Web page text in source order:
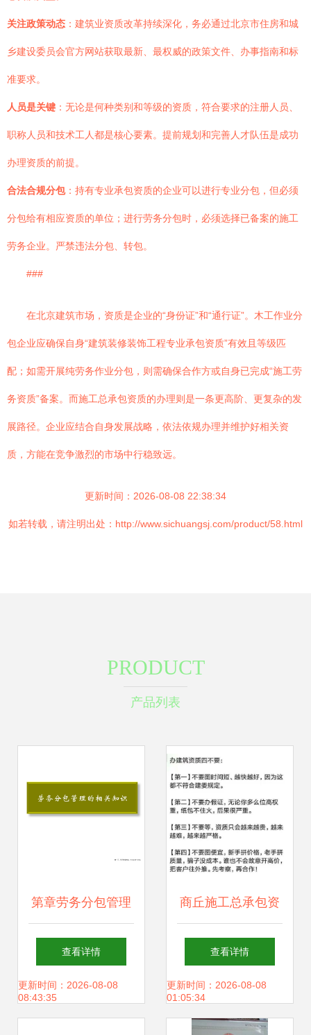
关注政策动态 ：建筑业资质改革持续深化，务必通过北京市住房和城
乡建设委员会官方网站获取最新、最权威的政策文件、办事指南和标
准要求。
人员是关键 ：无论是何种类别和等级的资质，符合要求的注册人员、
职称人员和技术工人都是核心要素。提前规划和完善人才队伍是成功
办理资质的前提。
合法合规分包：持有专业承包资质的企业可以进行专业分包，但必须
分包给有相应资质的单位；进行劳务分包时，必须选择已备案的施工
劳务企业。严禁违法分包、转包。
###
在北京建筑市场，资质是企业的“身份证”和“通行证”。木工作业分
包企业应确保自身“建筑装修装饰工程专业承包资质”有效且等级匹
配；如需开展纯劳务作业分包，则需确保合作方或自身已完成“施工劳
务资质”备案。而施工总承包资质的办理则是一条更高阶、更复杂的发
展路径。企业应结合自身发展战略，依法依规办理并维护好相关资
质，方能在竞争激烈的市场中行稳致远。
更新时间：2026-08-08 22:38:34
如若转载，请注明出处：http://www.sichuangsj.com/product/58.html
PRODUCT
产品列表
第章劳务分包管理
的相关知识.ppt
查看详情
更新时间：2026-08-08
08:43:35
商丘施工总承包资
质等级申请与代办
注意事项 周全准备
关乎企业发展方向
查看详情
更新时间：2026-08-08
01:05:34